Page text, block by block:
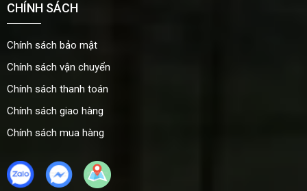
CHÍNH SÁCH
Chính sách bảo mật
Chính sách vận chuyển
Chính sách thanh toán
Chính sách giao hàng
Chính sách mua hàng